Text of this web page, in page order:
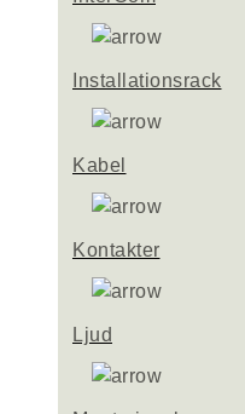
Installationsrack
Kabel
Kontakter
Ljud